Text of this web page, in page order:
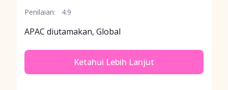
Penilaian:
4.9
APAC diutamakan, Global
Ketahui Lebih Lanjut